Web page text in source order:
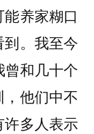
养家糊口
。我至今
曾和几十个
他们中不
多人表示